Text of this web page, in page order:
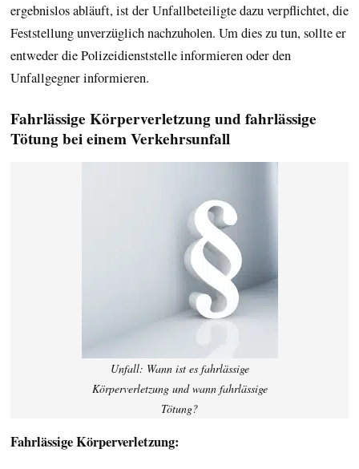
ergebnislos abläuft, ist der Unfallbeteiligte dazu verpflichtet, die
Feststellung unverzüglich nachzuholen. Um dies zu tun, sollte er
entweder die Polizeidienststelle informieren oder den
Unfallgegner informieren.
Fahrlässige Körperverletzung und fahrlässige
Tötung bei einem Verkehrsunfall
Unfall: Wann ist es fahrlässige
Körperverletzung und wann fahrlässige
Tötung?
Fahrlässige Körperverletzung: